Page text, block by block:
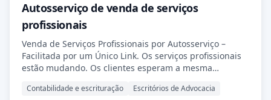
Autosserviço de venda de serviços
profissionais
Venda de Serviços Profissionais por Autosserviço –
Facilitada por um Único Link. Os serviços profissionais
estão mudando. Os clientes esperam a mesma
advogados e consultores que esperam de varejistas
Contabilidade e escrituração Escritórios de Advocacia